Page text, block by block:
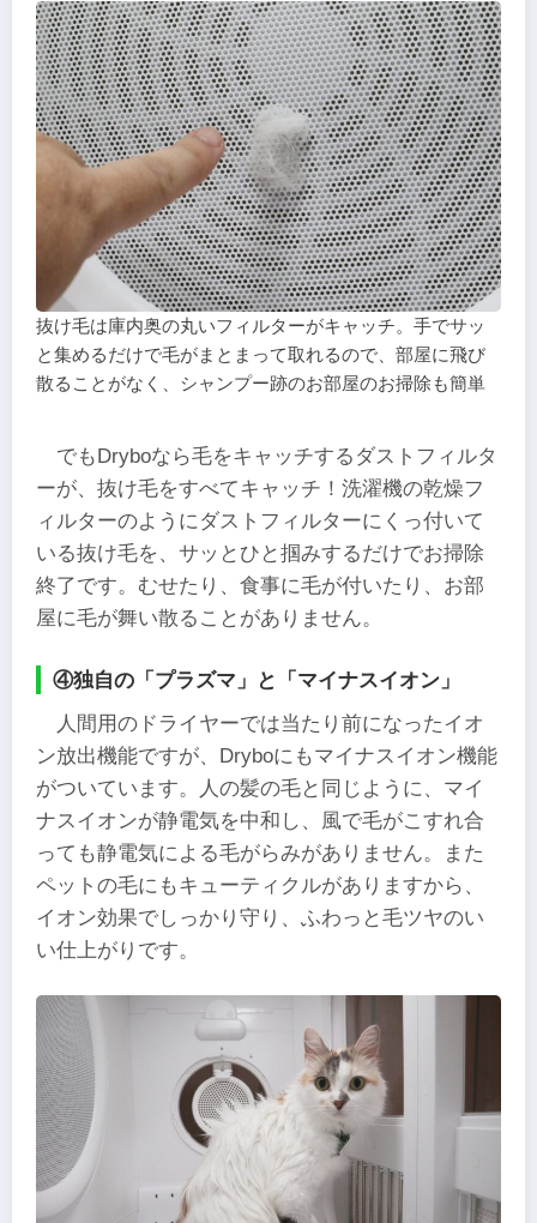
抜け毛は庫内奥の丸いフィルターがキャッチ。手でサッ
と集めるだけで毛がまとまって取れるので、部屋に飛び
散ることがなく、シャンプー跡のお部屋のお掃除も簡単
でもDryboなら毛をキャッチするダストフィルタ
ーが、抜け毛をすべてキャッチ！洗濯機の乾燥フ
ィルターのようにダストフィルターにくっ付いて
いる抜け毛を、サッとひと掴みするだけでお掃除
終了です。むせたり、食事に毛が付いたり、お部
屋に毛が舞い散ることがありません。
④独自の「プラズマ」と「マイナスイオン」
人間用のドライヤーでは当たり前になったイオ
ン放出機能ですが、Dryboにもマイナスイオン機能
がついています。人の髪の毛と同じように、マイ
ナスイオンが静電気を中和し、風で毛がこすれ合
っても静電気による毛がらみがありません。また
ペットの毛にもキューティクルがありますから、
イオン効果でしっかり守り、ふわっと毛ツヤのい
い仕上がりです。